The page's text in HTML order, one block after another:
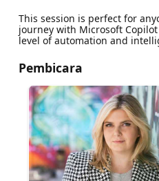
This session is perfect for
journey with Microsoft
level of automation and
Pembicara